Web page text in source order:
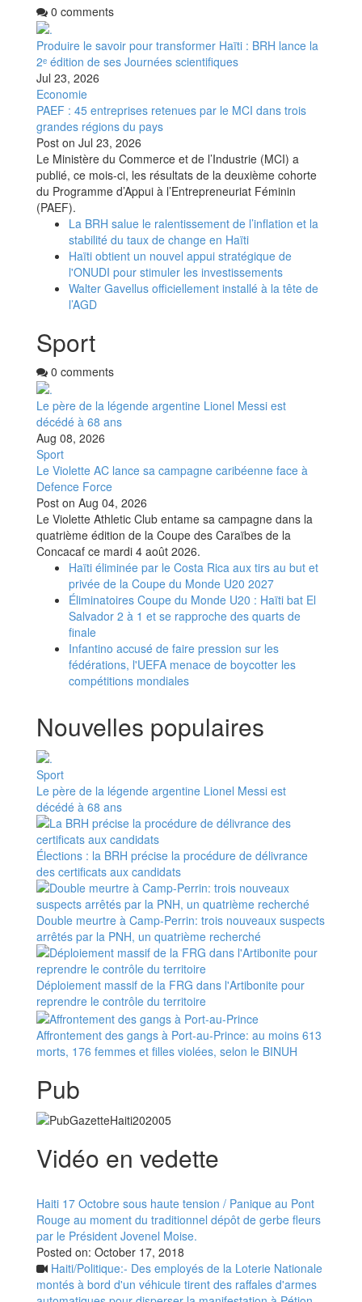
0 comments
Produire le savoir pour transformer Haïti : BRH lance la
2ᵉ édition de ses Journées scientifiques
Jul 23, 2026
Economie
PAEF : 45 entreprises retenues par le MCI dans trois
grandes régions du pays
Post on Jul 23, 2026
Le Ministère du Commerce et de l’Industrie (MCI) a
publié, ce mois-ci, les résultats de la deuxième cohorte
du Programme d’Appui à l’Entrepreneuriat Féminin
(PAEF).
La BRH salue le ralentissement de l’inflation et la
stabilité du taux de change en Haïti
Haïti obtient un nouvel appui stratégique de
l'ONUDI pour stimuler les investissements
Walter Gavellus officiellement installé à la tête de
l’AGD
Sport
0 comments
Le père de la légende argentine Lionel Messi est
décédé à 68 ans
Aug 08, 2026
Sport
Le Violette AC lance sa campagne caribéenne face à
Defence Force
Post on Aug 04, 2026
Le Violette Athletic Club entame sa campagne dans la
quatrième édition de la Coupe des Caraïbes de la
Concacaf ce mardi 4 août 2026.
Haïti éliminée par le Costa Rica aux tirs au but et
privée de la Coupe du Monde U20 2027
Éliminatoires Coupe du Monde U20 : Haïti bat El
Salvador 2 à 1 et se rapproche des quarts de
finale
Infantino accusé de faire pression sur les
fédérations, l'UEFA menace de boycotter les
compétitions mondiales
Nouvelles populaires
Sport
Le père de la légende argentine Lionel Messi est
décédé à 68 ans
Élections : la BRH précise la procédure de délivrance
des certificats aux candidats
Double meurtre à Camp-Perrin: trois nouveaux suspects
arrêtés par la PNH, un quatrième recherché
Déploiement massif de la FRG dans l'Artibonite pour
reprendre le contrôle du territoire
Affrontement des gangs à Port-au-Prince: au moins 613
morts, 176 femmes et filles violées, selon le BINUH
Pub
Vidéo en vedette
Haiti 17 Octobre sous haute tension / Panique au Pont
Rouge au moment du traditionnel dépôt de gerbe fleurs
par le Président Jovenel Moise.
Posted on: October 17, 2018
Haiti/Politique:- Des employés de la Loterie Nationale
montés à bord d'un véhicule tirent des raffales d'armes